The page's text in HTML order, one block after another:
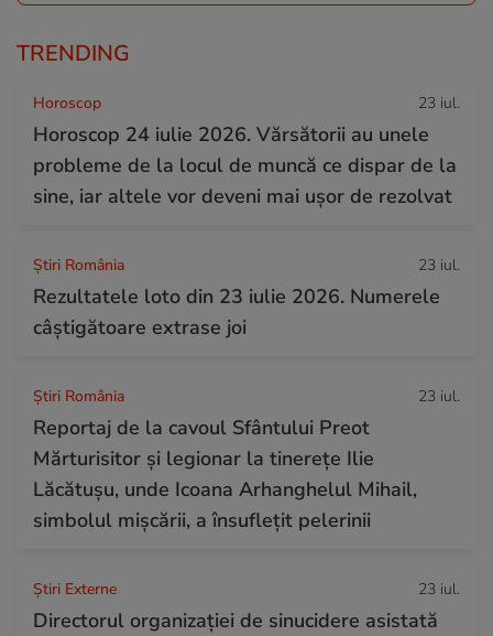
TRENDING
Horoscop 23 iul.
Horoscop 24 iulie 2026. Vărsătorii au unele
probleme de la locul de muncă ce dispar de la
sine, iar altele vor deveni mai ușor de rezolvat
Știri România 23 iul.
Rezultatele loto din 23 iulie 2026. Numerele
câștigătoare extrase joi
Știri România 23 iul.
Reportaj de la cavoul Sfântului Preot
Mărturisitor și legionar la tinerețe Ilie
Lăcătușu, unde Icoana Arhanghelul Mihail,
simbolul mișcării, a însuflețit pelerinii
Știri Externe 23 iul.
Directorul organizației de sinucidere asistată